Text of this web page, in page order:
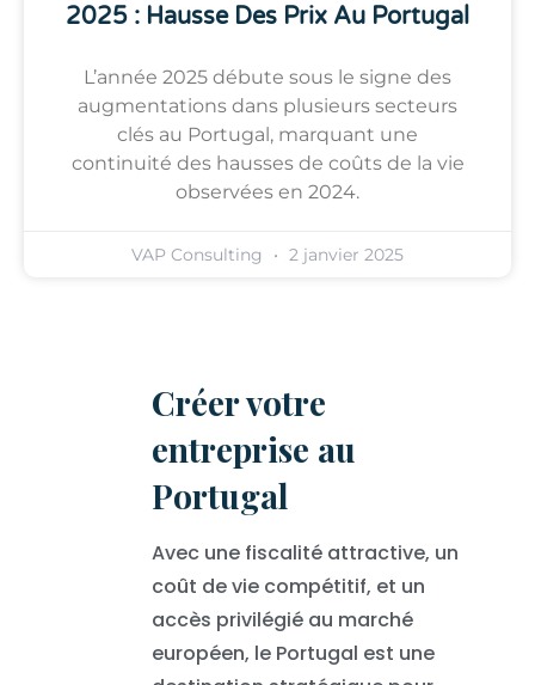
2025 : Hausse Des Prix Au Portugal
L’année 2025 débute sous le signe des
augmentations dans plusieurs secteurs
clés au Portugal, marquant une
continuité des hausses de coûts de la vie
observées en 2024.
VAP Consulting 2 janvier 2025
Créer votre
entreprise au
Portugal
Avec une fiscalité attractive, un
coût de vie compétitif, et un
accès privilégié au marché
européen, le Portugal est une